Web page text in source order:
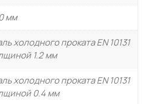
мм
холодного проката EN 10131
1.2 мм
холодного проката EN 10131
0.4 мм